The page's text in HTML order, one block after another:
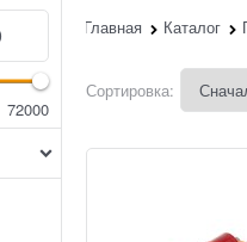
72000
Главная Каталог
Сортировка: